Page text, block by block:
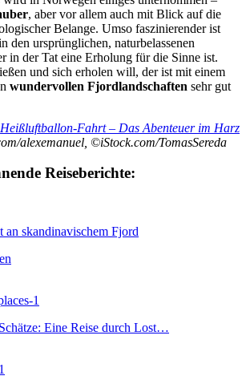
, aber vor allem auch mit Blick auf die
Belange. Umso faszinierender ist
den ursprünglichen, naturbelassenen
in der Tat eine Erholung für die Sinne ist.
und sich erholen will, der ist mit einem
wundervollen Fjordlandschaften sehr gut
Heißluftballon-Fahrt – Das Abenteuer im Harz
alexemanuel, ©iStock.com/TomasSereda
Reiseberichte:
Eine Reise durch Lost…